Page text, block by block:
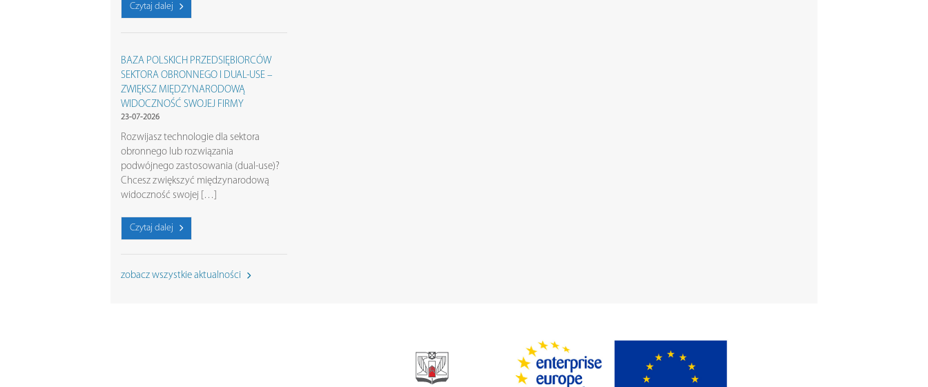
Czytaj dalej
BAZA POLSKICH PRZEDSIĘBIORCÓW
SEKTORA OBRONNEGO I DUAL-USE –
ZWIĘKSZ MIĘDZYNARODOWĄ
WIDOCZNOŚĆ SWOJEJ FIRMY
23-07-2026
Rozwijasz technologie dla sektora
obronnego lub rozwiązania
podwójnego zastosowania (dual-use)?
Chcesz zwiększyć międzynarodową
widoczność swojej […]
Czytaj dalej
zobacz wszystkie aktualności